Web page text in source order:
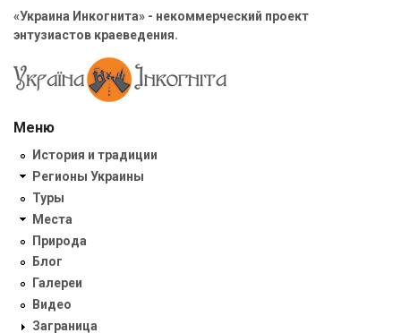
«Украина Инкогнита» - некоммерческий проект
энтузиастов краеведения.
Меню
История и традиции
Регионы Украины
Туры
Места
Природа
Блог
Галереи
Видео
Заграница